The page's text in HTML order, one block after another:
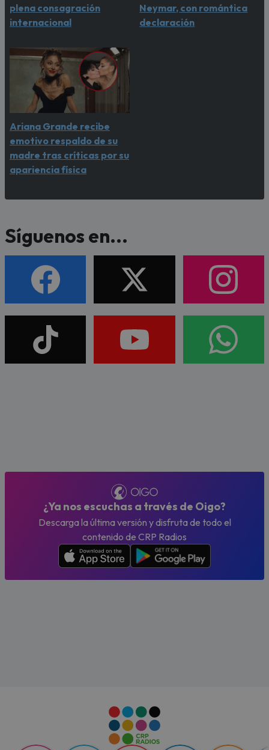
plena consagración
internacional
Neymar, con romántica
declaración
Ariana Grande recibe
emotivo respaldo de su
madre tras críticas por su
apariencia física
Síguenos en...
¿Ya nos escuchas a través de Oigo?
Descarga la última versión y disfruta de todo el
contenido de CRP Radios